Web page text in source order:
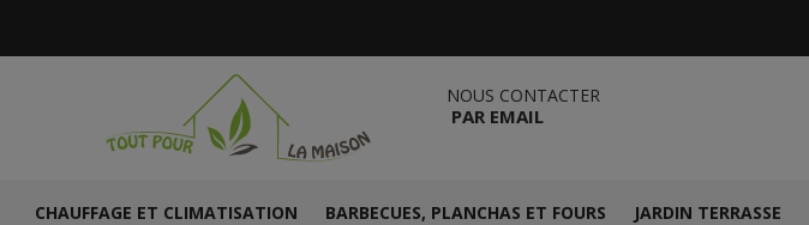
NOUS CONTACTER
PAR EMAIL
CHAUFFAGE ET CLIMATISATION BARBECUES, PLANCHAS ET FOURS JARDIN TERRASSE